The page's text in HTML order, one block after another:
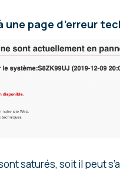
numéro de demande ?
avez déposé
sur votre ancien
un ou plusieurs
autorités
).
inscrire votre nom de
inscrit au moment de
une page d’erreur
saturés, soit il peut